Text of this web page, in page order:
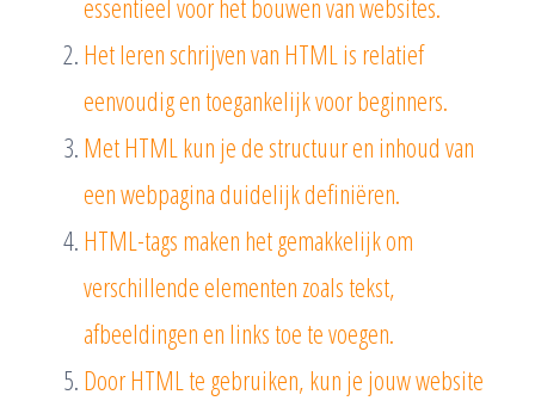
essentieel voor het bouwen van websites.
Het leren schrijven van HTML is relatief
eenvoudig en toegankelijk voor beginners.
Met HTML kun je de structuur en inhoud van
een webpagina duidelijk definiëren.
HTML-tags maken het gemakkelijk om
verschillende elementen zoals tekst,
afbeeldingen en links toe te voegen.
Door HTML te gebruiken, kun je jouw website